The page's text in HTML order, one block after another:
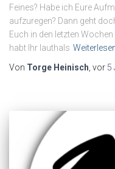
Feines? Habe ich Eure
aufzuregen? Dann geht
Euch in den letzten
habt Ihr lauthals
Von Torge Heinisch, vor 5